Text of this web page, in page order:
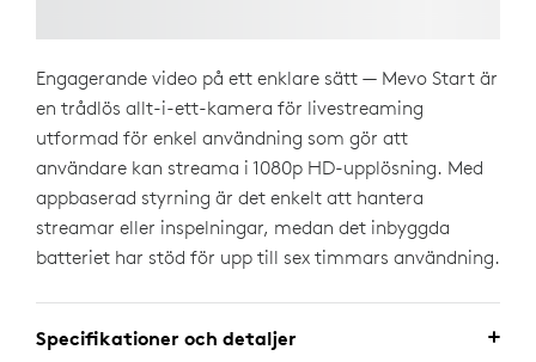
Engagerande video på ett enklare sätt — Mevo Start är
en trådlös allt-i-ett-kamera för livestreaming
utformad för enkel användning som gör att
användare kan streama i 1080p HD-upplösning. Med
appbaserad styrning är det enkelt att hantera
streamar eller inspelningar, medan det inbyggda
batteriet har stöd för upp till sex timmars användning.
Specifikationer och detaljer